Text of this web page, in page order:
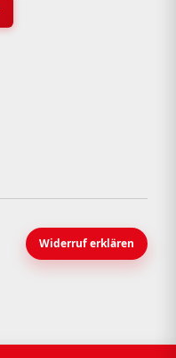
Widerruf erklären